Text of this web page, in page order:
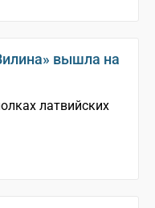
вышла на
латвийских